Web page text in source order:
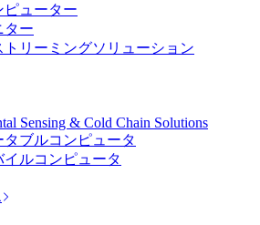
ピューター
ター
トリーミングソリューション
Sensing & Cold Chain Solutions
タブルコンピュータ
イルコンピュータ